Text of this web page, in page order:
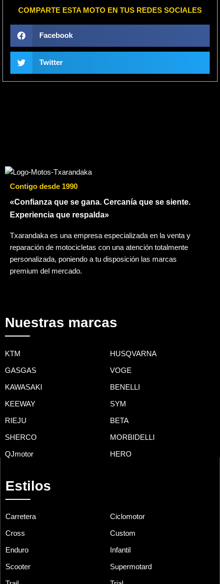
COMPARTE ESTA MOTO EN TUS REDES SOCIALES
Facebook
Twitter
Contigo desde 1990
«Confianza que se gana. Cercanía que se siente.
Experiencia que respalda»
Txarandaka es una empresa especializada en la venta y
reparación de motocicletas con una atención totalmente
personalizada, poniendo a tu disposición las marcas
premium del mercado.
Nuestras marcas
KTM HUSQVARNA
GASGAS VOGE
KAWASAKI BENELLI
KEEWAY SYM
RIEJU BETA
SHERCO MORBIDELLI
QJmotor HERO
Estilos
Carretera Ciclomotor
Cross Custom
Enduro Infantil
Scooter Supermotard